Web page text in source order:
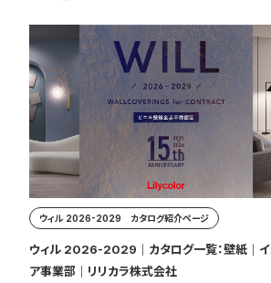
ウィル 2026-2029 カタログ紹介ページ
ウィル 2026-2029｜カタログ一覧：壁紙｜イ
ア事業部｜リリカラ株式会社